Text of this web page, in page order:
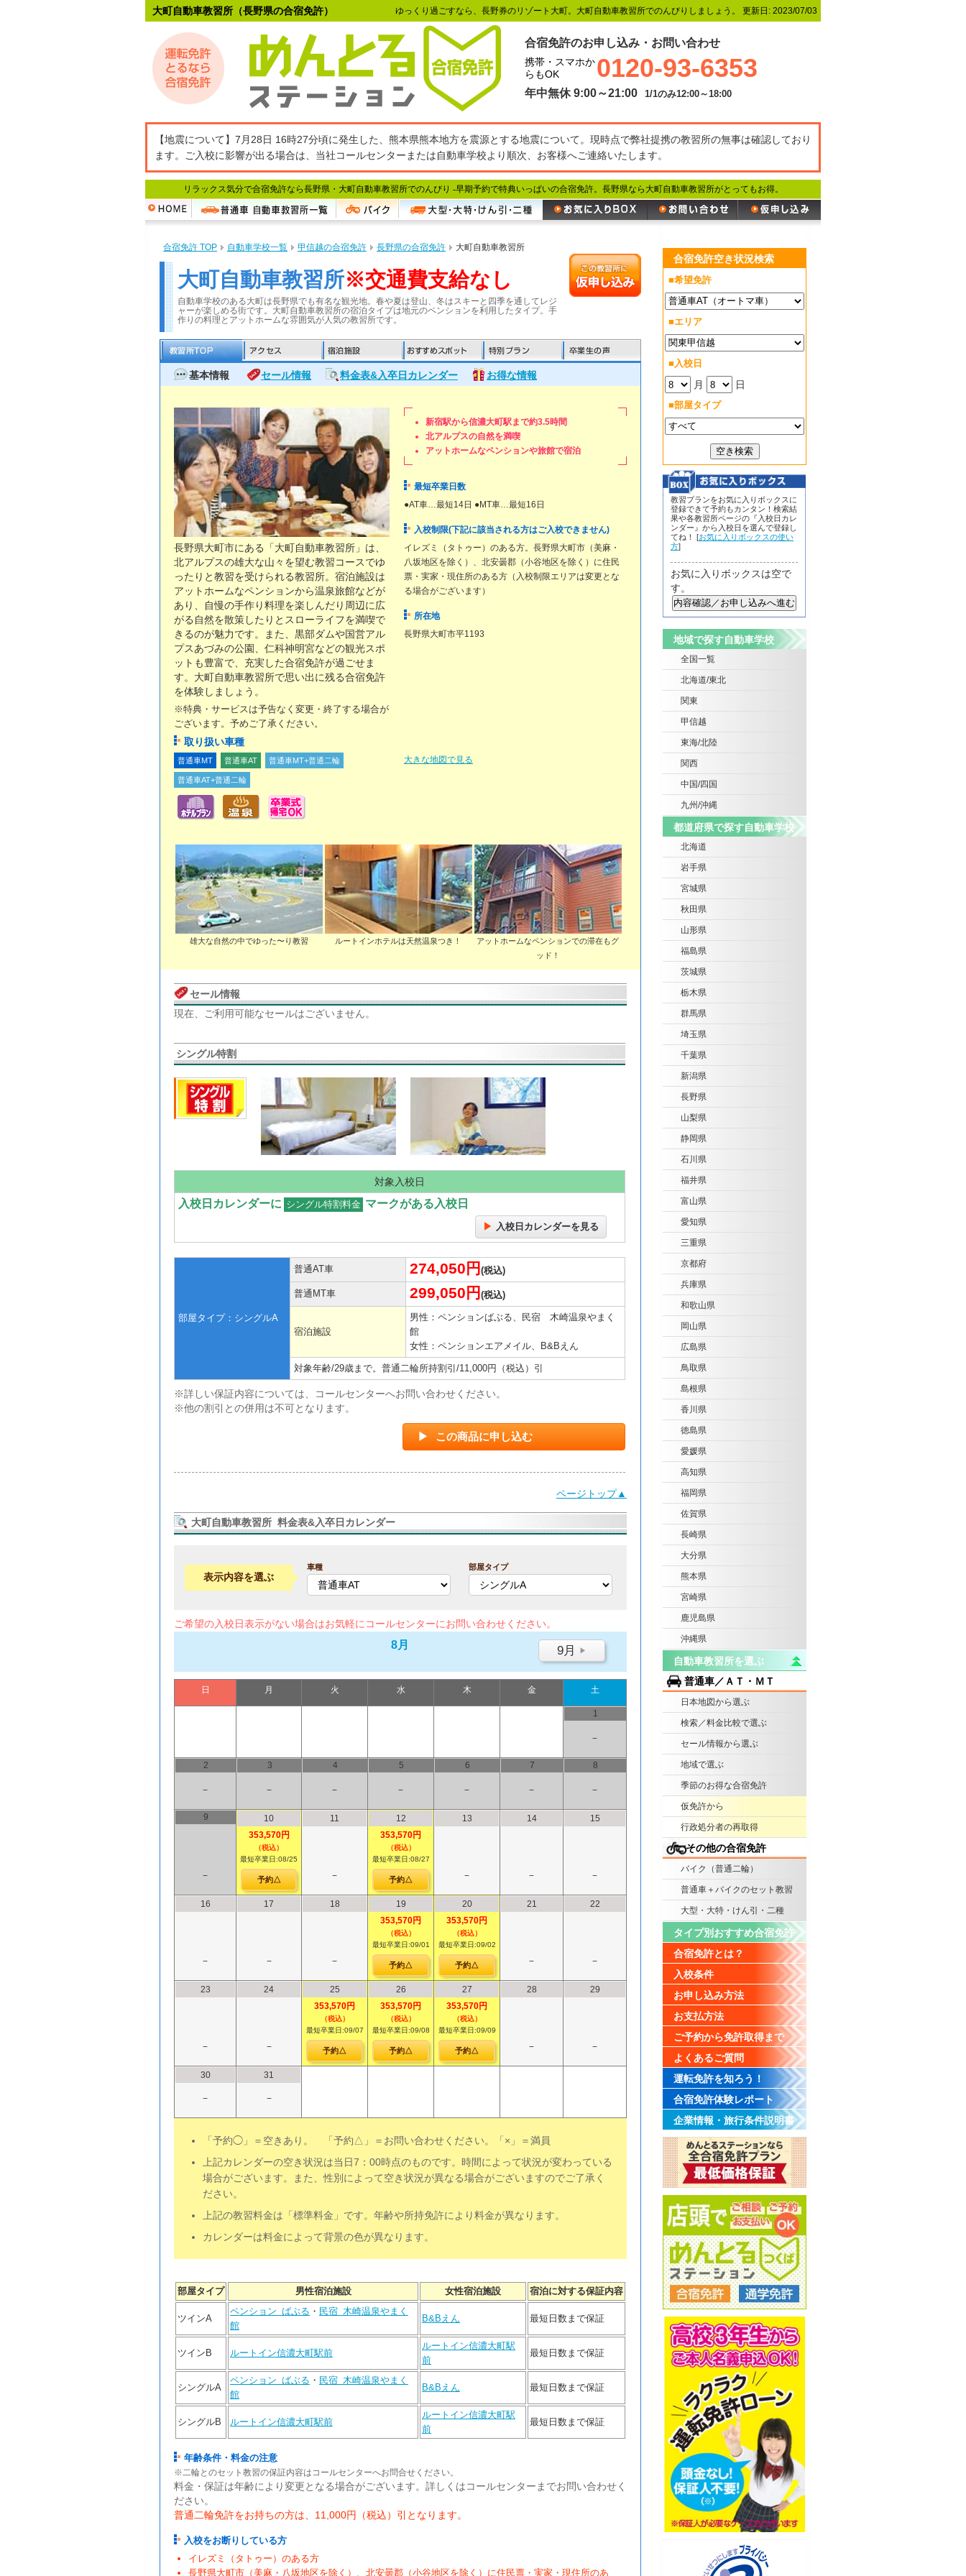
大町自動車教習所（長野県の合宿免許） ゆっくり過ごすなら、長野券のリゾート大町。大町自動車教習所でのんびりしましょう。 更新日: 2023/07/03
合宿免許のお申し込み・お問い合わせ
携帯・スマホか
らもOK
0120-93-6353
年中無休 9:00～21:00 1/1のみ12:00～18:00
【地震について】7月28日 16時27分頃に発生した、熊本県熊本地方を震源とする地震について。現時点で弊社提携の教習所の無事は確認しており
ます。ご入校に影響が出る場合は、当社コールセンターまたは自動車学校より順次、お客様へご連絡いたします。
リラックス気分で合宿免許なら長野県・大町自動車教習所でのんびり -早期予約で特典いっぱいの合宿免許。長野県なら大町自動車教習所がとってもお得。
合宿免許 TOP 自動車学校一覧 甲信越の合宿免許 長野県の合宿免許 大町自動車教習所
大町自動車教習所※交通費支給なし
自動車学校のある大町は長野県でも有名な観光地。春や夏は登山、冬はスキーと四季を通してレジ
ャーが楽しめる街です。大町自動車教習所の宿泊タイプは地元のペンションを利用したタイプ。手
作りの料理とアットホームな雰囲気が人気の教習所です。
基本情報 セール情報 料金表&入卒日カレンダー お得な情報
長野県大町市にある「大町自動車教習所」は、
北アルプスの雄大な山々を望む教習コースでゆ
ったりと教習を受けられる教習所。宿泊施設は
アットホームなペンションから温泉旅館などが
あり、自慢の手作り料理を楽しんだり周辺に広
がる自然を散策したりとスローライフを満喫で
きるのが魅力です。また、黒部ダムや国営アル
プスあづみの公園、仁科神明宮などの観光スポ
ットも豊富で、充実した合宿免許が過ごせま
す。大町自動車教習所で思い出に残る合宿免許
を体験しましょう。
※特典・サービスは予告なく変更・終了する場合が
ございます。予めご了承ください。
取り扱い車種
普通車MT 普通車AT 普通車MT+普通二輪
普通車AT+普通二輪
新宿駅から信濃大町駅まで約3.5時間
北アルプスの自然を満喫
アットホームなペンションや旅館で宿泊
最短卒業日数
●AT車…最短14日 ●MT車…最短16日
入校制限(下記に該当される方はご入校できません)
イレズミ（タトゥー）のある方。長野県大町市（美麻・
八坂地区を除く）、北安曇郡（小谷地区を除く）に住民
票・実家・現住所のある方（入校制限エリアは変更とな
る場合がございます）
所在地
長野県大町市平1193
大きな地図で見る
雄大な自然の中でゆった〜り教習 ルートインホテルは天然温泉つき！
アットホームなペンションでの滞在もグ
ッド！
セール情報
現在、ご利用可能なセールはございません。
シングル特割
対象入校日
入校日カレンダーに シングル特割料金 マークがある入校日
入校日カレンダーを見る
部屋タイプ：シングルA
普通AT車 274,050円 (税込)
普通MT車 299,050円 (税込)
宿泊施設
男性：ペンションばぶる、民宿 木崎温泉やまく
館
女性：ペンションエアメイル、B&Bえん
対象年齢/29歳まで。普通二輪所持割引/11,000円（税込）引
※詳しい保証内容については、コールセンターへお問い合わせください。
※他の割引との併用は不可となります。
この商品に申し込む
ページトップ▲
大町自動車教習所 料金表&入卒日カレンダー
表示内容を選ぶ
車種 部屋タイプ
ご希望の入校日表示がない場合はお気軽にコールセンターにお問い合わせください。
8月 9月 ▶
日 月 火 水 木 金 土
1
−
2
−
3
−
4
−
5
−
6
−
7
−
8
−
9
−
10
353,570円
（税込）
最短卒業日:08/25
予約△
11
−
12
353,570円
（税込）
最短卒業日:08/27
予約△
13
−
14
−
15
−
16
−
17
−
18
−
19
353,570円
（税込）
最短卒業日:09/01
予約△
20
353,570円
（税込）
最短卒業日:09/02
予約△
21
−
22
−
23
−
24
−
25
353,570円
（税込）
最短卒業日:09/07
予約△
26
353,570円
（税込）
最短卒業日:09/08
予約△
27
353,570円
（税込）
最短卒業日:09/09
予約△
28
−
29
−
30
−
31
−
「予約◯」＝空きあり。 「予約△」＝お問い合わせください。「×」＝満員
上記カレンダーの空き状況は当日7：00時点のものです。時間によって状況が変わっている
場合がございます。また、性別によって空き状況が異なる場合がございますのでご了承く
ださい。
上記の教習料金は「標準料金」です。年齢や所持免許により料金が異なります。
カレンダーは料金によって背景の色が異なります。
部屋タイプ 男性宿泊施設 女性宿泊施設 宿泊に対する保証内容
ツインA
ペンション ばぶる ・ 民宿 木崎温泉やまく
館
B&Bえん 最短日数まで保証​
ツインB ルートイン信濃大町駅前
ルートイン信濃大町駅
前
最短日数まで保証
シングルA
ペンション ばぶる ・ 民宿 木崎温泉やまく
館
B&Bえん 最短日数まで保証​
シングルB ルートイン信濃大町駅前
ルートイン信濃大町駅
前
最短日数まで保証
年齢条件・料金の注意
※二輪とのセット教習の保証内容はコールセンターへお問合せください。
料金・保証は年齢により変更となる場合がございます。詳しくはコールセンターまでお問い合わせく
ださい。
普通二輪免許をお持ちの方は、11,000円（税込）引となります。
入校をお断りしている方
イレズミ（タトゥー）のある方
長野県大町市（美麻・八坂地区を除く）、北安曇郡（小谷地区を除く）に住民票・実家・現住所のあ
合宿免許空き状況検索
■希望免許
■エリア
■入校日
月 日
■部屋タイプ
教習プランをお気に入りボックスに
登録できて予約もカンタン！検索結
果や各教習所ページの『入校日カレ
ンダー』から入校日を選んで登録し
てね！ [お気に入りボックスの使い
方]
お気に入りボックスは空で
す。
地域で探す自動車学校
全国一覧
北海道/東北
関東
甲信越
東海/北陸
関西
中国/四国
九州/沖縄
都道府県で探す自動車学校
北海道
岩手県
宮城県
秋田県
山形県
福島県
茨城県
栃木県
群馬県
埼玉県
千葉県
新潟県
長野県
山梨県
静岡県
石川県
福井県
富山県
愛知県
三重県
京都府
兵庫県
和歌山県
岡山県
広島県
鳥取県
島根県
香川県
徳島県
愛媛県
高知県
福岡県
佐賀県
長崎県
大分県
熊本県
宮崎県
鹿児島県
沖縄県
自動車教習所を選ぶ
普通車／ＡＴ・ＭＴ
日本地図から選ぶ
検索／料金比較で選ぶ
セール情報から選ぶ
地域で選ぶ
季節のお得な合宿免許
仮免許から
行政処分者の再取得
その他の合宿免許
バイク（普通二輪）
普通車＋バイクのセット教習
大型・大特・けん引・二種
タイプ別おすすめ合宿免許
合宿免許とは？
入校条件
お申し込み方法
お支払方法
ご予約から免許取得まで
よくあるご質問
運転免許を知ろう！
合宿免許体験レポート
企業情報・旅行条件説明書